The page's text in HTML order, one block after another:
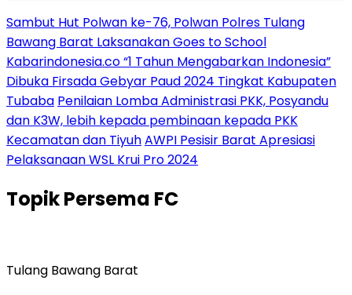
Sambut Hut Polwan ke-76, Polwan Polres Tulang
Bawang Barat Laksanakan Goes to School
Kabarindonesia.co “1 Tahun Mengabarkan Indonesia”
Dibuka Firsada Gebyar Paud 2024 Tingkat Kabupaten
Tubaba Penilaian Lomba Administrasi PKK, Posyandu
dan K3W, lebih kepada pembinaan kepada PKK
Kecamatan dan TiyuhAWPI Pesisir Barat Apresiasi
Pelaksanaan WSL Krui Pro 2024
TopikPersema FC
Tulang Bawang Barat